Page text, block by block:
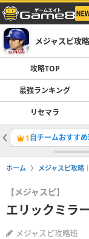
メジャスピ攻
攻略TOP
最強ランキング
リセマラ
1自チームおすす
ホーム メジャスピ攻略
【メジャスピ】
エリックミラ
メジャスピ攻略班